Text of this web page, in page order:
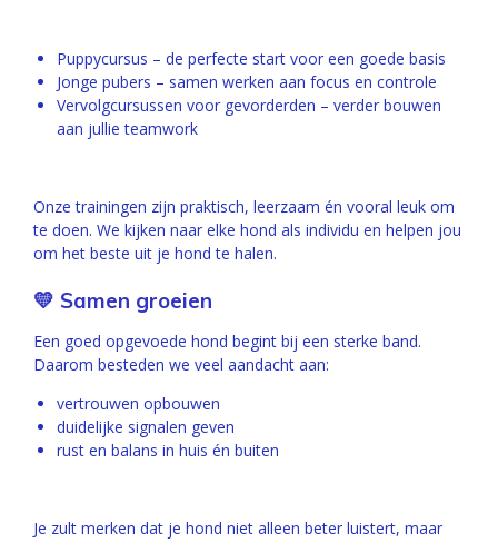
Puppycursus – de perfecte start voor een goede basis
Jonge pubers – samen werken aan focus en controle
Vervolgcursussen voor gevorderden – verder bouwen
aan jullie teamwork
Onze trainingen zijn praktisch, leerzaam én vooral leuk om
te doen. We kijken naar elke hond als individu en helpen jou
om het beste uit je hond te halen.
💛 Samen groeien
Een goed opgevoede hond begint bij een sterke band.
Daarom besteden we veel aandacht aan:
vertrouwen opbouwen
duidelijke signalen geven
rust en balans in huis én buiten
Je zult merken dat je hond niet alleen beter luistert, maar